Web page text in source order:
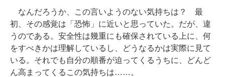
なんだろうか、この言いようのない気持ちは？ 最
初、その感覚は「恐怖」に近いと思っていた。だが、違
うのである。安全性は幾重にも確保されている上に、何
をすべきかは理解しているし、どうなるかは実際に見て
いる。それでも自分の順番が迫ってくるうちに、どんど
ん高まってくるこの気持ちは……。